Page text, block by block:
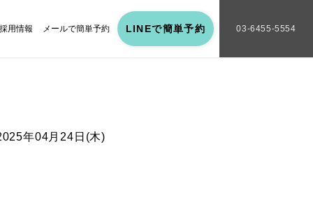
採用情報 メールで簡単予約 LINEで簡単予約 03-6455-5554
年04月24日(木)